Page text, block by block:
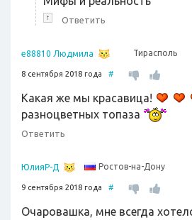
↑ Ответить
e88810 Людмила Тирасполь
8 сентября 2018 года #
Какая же мы красавица!
разноцветных топаза
Ответить
ЮлияР-Д Ростов-на-Дону
9 сентября 2018 года #
Очаровашка, мне всегда